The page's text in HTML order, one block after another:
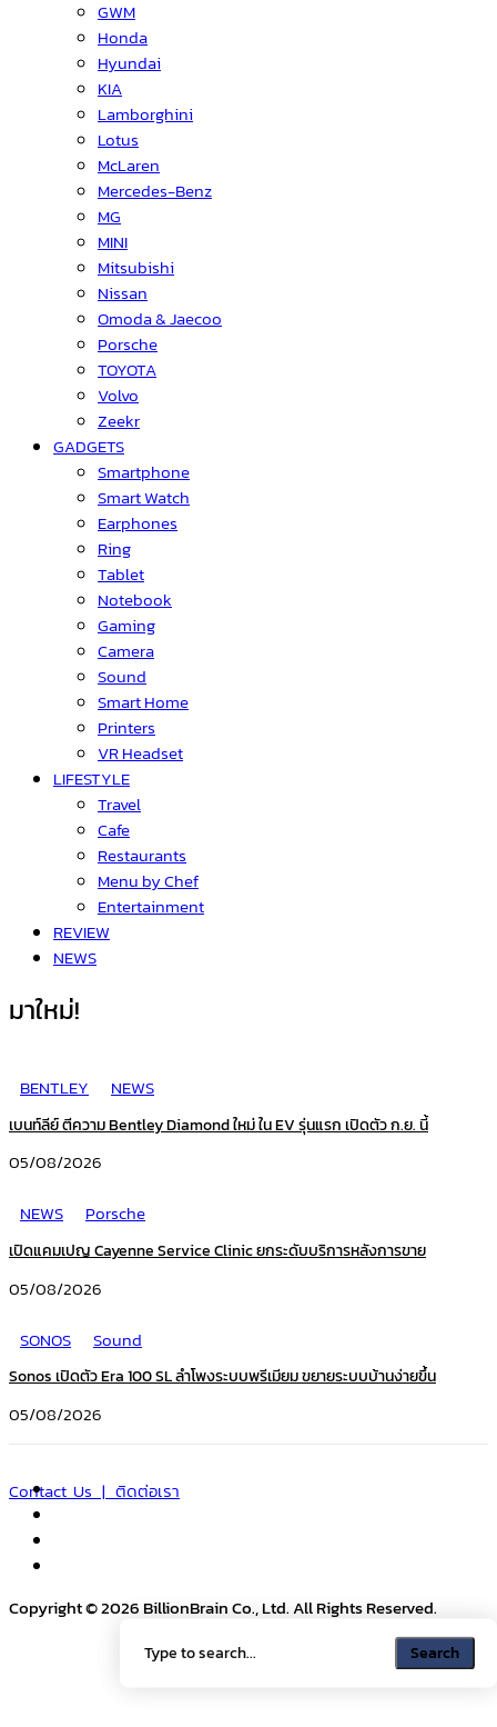
Search
Search
GWM
Honda
Hyundai
KIA
Lamborghini
Lotus
McLaren
Mercedes-Benz
MG
MINI
Mitsubishi
Nissan
Omoda & Jaecoo
Porsche
TOYOTA
Volvo
Zeekr
GADGETS
Smartphone
Smart Watch
Earphones
Ring
Tablet
Notebook
Gaming
Camera
Sound
Smart Home
Printers
VR Headset
LIFESTYLE
Travel
Cafe
Restaurants
Menu by Chef
Entertainment
REVIEW
NEWS
มาใหม่!
BENTLEY NEWS
เบนท์ลีย์ ตีความ Bentley Diamond ใหม่ ใน EV รุ่นแรก เปิดตัว ก.ย. นี้
05/08/2026
NEWS
Porsche
เปิดแคมเปญ Cayenne Service Clinic ยกระดับบริการหลังการขาย
05/08/2026
SONOS
Sound
Sonos เปิดตัว Era 100 SL ลำโพงระบบพรีเมียม ขยายระบบบ้านง่ายขึ้น
05/08/2026
Contact Us | ติดต่อเรา
Copyright © 2026 BillionBrain Co., Ltd. All Rights Reserved.